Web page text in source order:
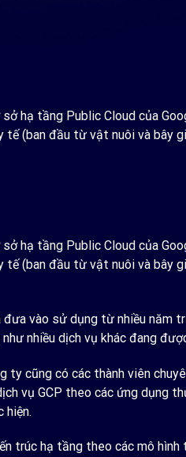
hạ tầng Public Cloud của
tế (ban đầu từ vật nuôi và bây
hạ tầng Public Cloud của
tế (ban đầu từ vật nuôi và bây
vào sử dụng từ nhiều năm
nhiều dịch vụ khác đang
ty cũng có các thành viên
vụ GCP theo các ứng dụng
hiện.
trúc hạ tầng theo các mô